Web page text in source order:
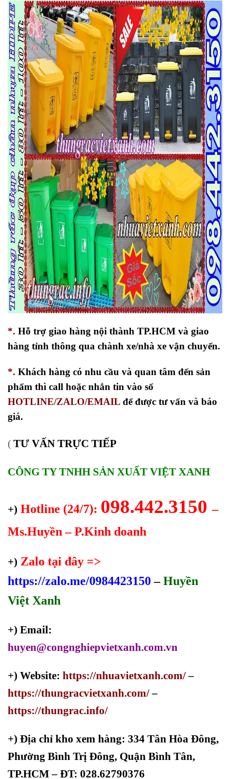
*. Hỗ trợ giao hàng nội thành TP.HCM và giao
hàng tỉnh thông qua chành xe/nhà xe vận chuyển.
*. Khách hàng có nhu cầu và quan tâm đến sản
phẩm thì call hoặc nhắn tin vào số
HOTLINE/ZALO/EMAIL để được tư vấn và báo
giá.
( TƯ VẤN TRỰC TIẾP
CÔNG TY TNHH SẢN XUẤT VIỆT XANH
+) Hotline (24/7): 098.442.3150–
Ms.Huyền – P.Kinh doanh
+) Zalo tại đây =>
https://zalo.me/0984423150 –Huyền
Việt Xanh
+) Email:
huyen@congnghiepvietxanh.com.vn
+) Website: https://nhuavietxanh.com/–
https://thungracvietxanh.com/ –
https://thungrac.info/
+) Địa chỉ kho xem hàng: 334 Tân Hòa Đông,
Phường Bình Trị Đông, Quận Bình Tân,
TP.HCM – ĐT: 028.62790376